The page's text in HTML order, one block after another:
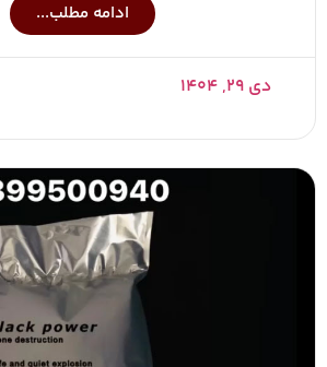
ادامه مطلب...
دی ۲۹, ۱۴۰۴